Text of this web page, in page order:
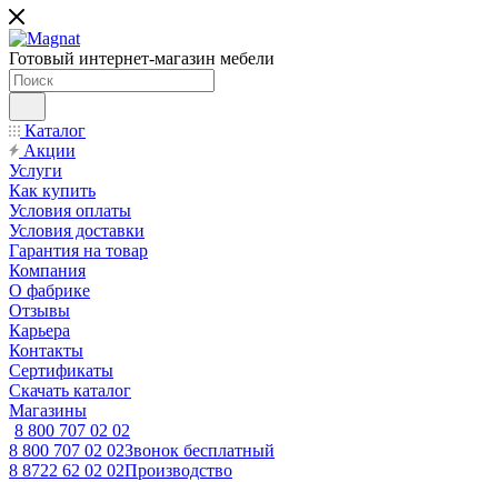
Готовый интернет-магазин мебели
Каталог
Акции
Услуги
Как купить
Условия оплаты
Условия доставки
Гарантия на товар
Компания
О фабрике
Отзывы
Карьера
Контакты
Сертификаты
Скачать каталог
Магазины
8 800 707 02 02
8 800 707 02 02Звонок бесплатный
8 8722 62 02 02Производство